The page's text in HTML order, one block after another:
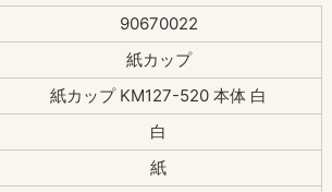
90670022
紙カップ
紙カップ KM127-520 本体 白
白
紙